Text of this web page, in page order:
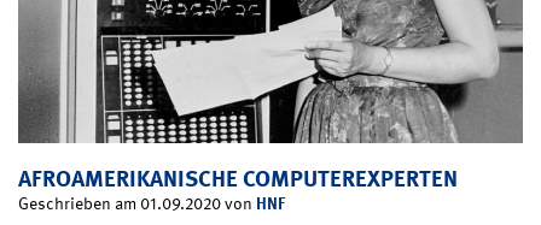
AFROAMERIKANISCHE COMPUTEREXPERTEN
Geschrieben am 01.09.2020 von HNF